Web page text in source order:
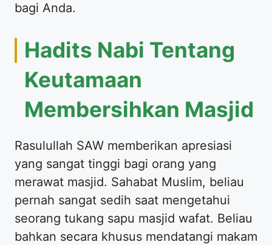
bagi Anda.
Hadits Nabi Tentang
Keutamaan
Membersihkan Masjid
Rasulullah SAW memberikan apresiasi
yang sangat tinggi bagi orang yang
merawat masjid. Sahabat Muslim, beliau
pernah sangat sedih saat mengetahui
seorang tukang sapu masjid wafat. Beliau
bahkan secara khusus mendatangi makam